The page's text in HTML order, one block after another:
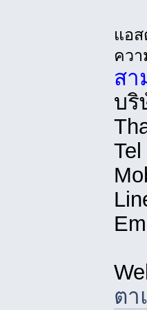
แอ
ควา
สา
บริ
ตา